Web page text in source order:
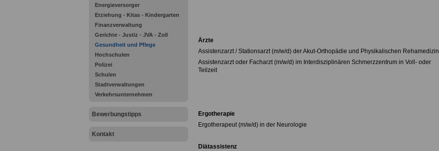
Energieversorger
Erziehung - Kitas - Kindergarten
Finanzverwaltung
Gerichte - Justiz - JVA - Zoll
Gesundheit und Pflege
Hochschulen
Polizei
Schulen
Stadtverwaltungen
Verkehrsunternehmen
Bewerbungstipps
Kontakt
Ärzte
Assistenzarzt / Stationsarzt (m/w/d) der Akut-Orthopädie und Physikalischen Rehamedizin
Assistenzarzt oder Facharzt (m/w/d) im Interdisziplinären Schmerzzentrum in Voll- oder
Teilzeit
Ergotherapie
Ergotherapeut (m/w/d) in der Neurologie
Diätassistenz